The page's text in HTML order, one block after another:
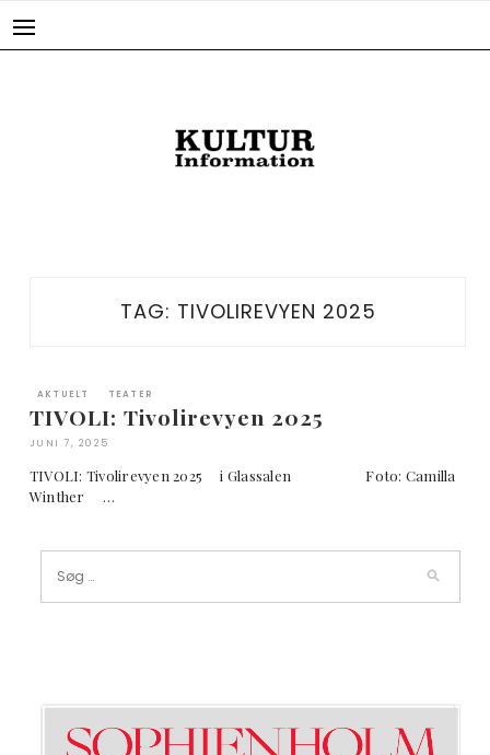
TAG: TIVOLIREVYEN 2025
AKTUELT TEATER
TIVOLI: Tivolirevyen 2025
JUNI 7, 2025
TIVOLI: Tivolirevyen 2025 i Glassalen Foto: Camilla
Winther …